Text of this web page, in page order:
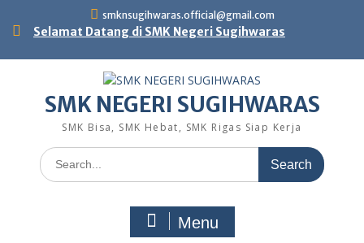
content
smknsugihwaras.official@gmail.com
Selamat Datang di SMK Negeri Sugihwaras
SMK NEGERI SUGIHWARAS
SMK Bisa, SMK Hebat, SMK Rigas Siap Kerja
Search
for:
Menu